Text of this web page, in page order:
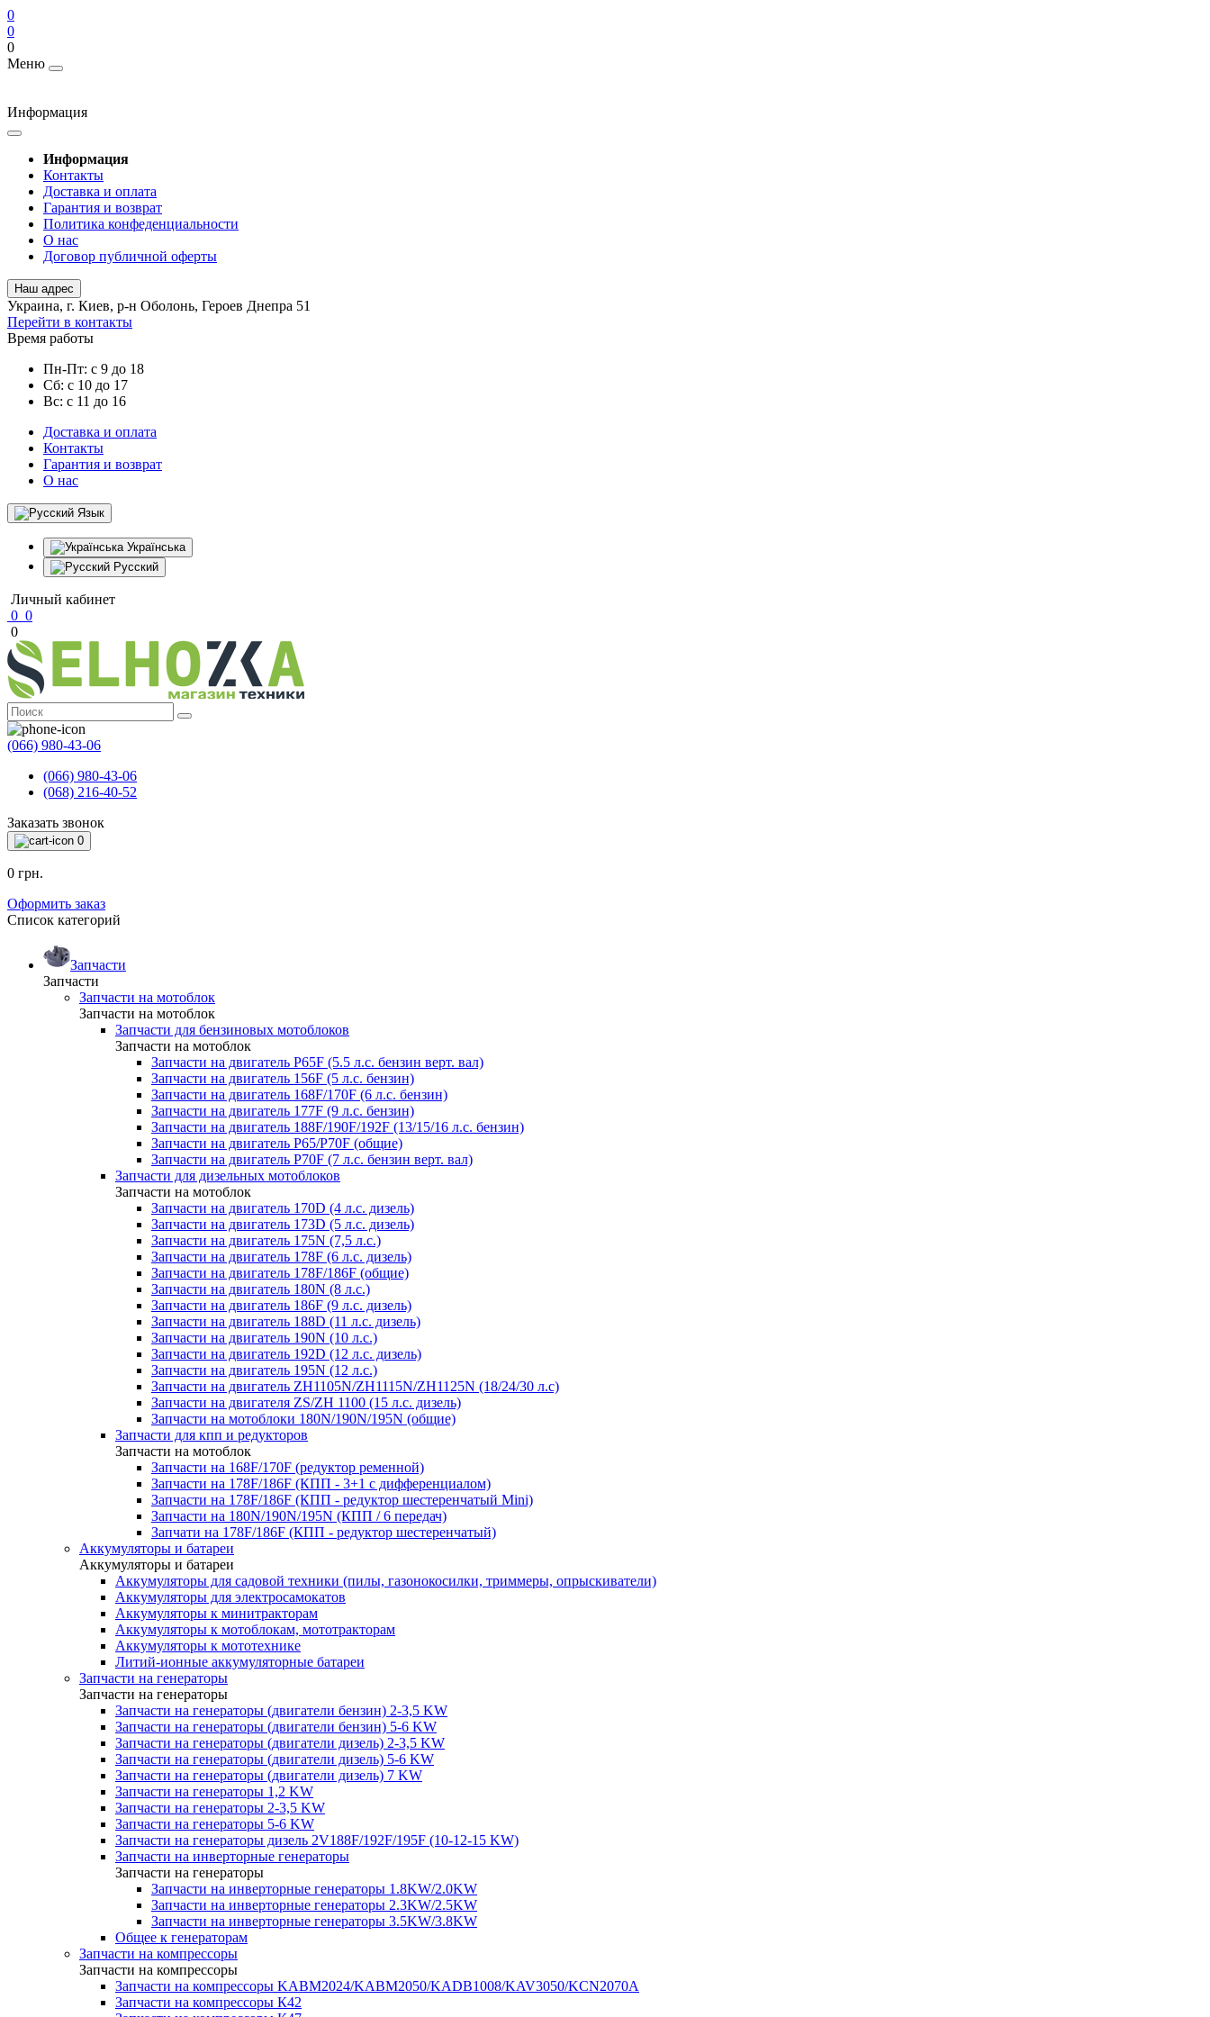
0
0
0
Меню
Информация
Информация
Контакты
Доставка и оплата
Гарантия и возврат
Политика конфеденциальности
О нас
Договор публичной оферты
Наш адрес
Украина, г. Киев, р-н Оболонь, Героев Днепра 51
Перейти в контакты
Время работы
Пн-Пт: с 9 до 18
Сб: с 10 до 17
Вс: с 11 до 16
Доставка и оплата
Контакты
Гарантия и возврат
О нас
Язык
Українська
Русский
Личный кабинет
0 0
0
(066) 980-43-06
(066) 980-43-06
(068) 216-40-52
Заказать звонок
0
0 грн.
Оформить заказ
Список категорий
Запчасти
Запчасти
Запчасти на мотоблок
Запчасти на мотоблок
Запчасти для бензиновых мотоблоков
Запчасти на мотоблок
Запчасти на двигатель P65F (5.5 л.с. бензин верт. вал)
Запчасти на двигатель 156F (5 л.с. бензин)
Запчасти на двигатель 168F/170F (6 л.с. бензин)
Запчасти на двигатель 177F (9 л.с. бензин)
Запчасти на двигатель 188F/190F/192F (13/15/16 л.с. бензин)
Запчасти на двигатель P65/P70F (общие)
Запчасти на двигатель P70F (7 л.с. бензин верт. вал)
Запчасти для дизельных мотоблоков
Запчасти на мотоблок
Запчасти на двигатель 170D (4 л.с. дизель)
Запчасти на двигатель 173D (5 л.с. дизель)
Запчасти на двигатель 175N (7,5 л.с.)
Запчасти на двигатель 178F (6 л.с. дизель)
Запчасти на двигатель 178F/186F (общие)
Запчасти на двигатель 180N (8 л.с.)
Запчасти на двигатель 186F (9 л.с. дизель)
Запчасти на двигатель 188D (11 л.с. дизель)
Запчасти на двигатель 190N (10 л.с.)
Запчасти на двигатель 192D (12 л.с. дизель)
Запчасти на двигатель 195N (12 л.с.)
Запчасти на двигатель ZH1105N/ZH1115N/ZH1125N (18/24/30 л.с)
Запчасти на двигателя ZS/ZH 1100 (15 л.с. дизель)
Запчасти на мотоблоки 180N/190N/195N (общие)
Запчасти для кпп и редукторов
Запчасти на мотоблок
Запчасти на 168F/170F (редуктор ременной)
Запчасти на 178F/186F (КПП - 3+1 с дифференциалом)
Запчасти на 178F/186F (КПП - редуктор шестеренчатый Mini)
Запчасти на 180N/190N/195N (КПП / 6 передач)
Запчати на 178F/186F (КПП - редуктор шестеренчатый)
Аккумуляторы и батареи
Аккумуляторы и батареи
Аккумуляторы для садовой техники (пилы, газонокосилки, триммеры, опрыскиватели)
Аккумуляторы для электросамокатов
Аккумуляторы к минитракторам
Аккумуляторы к мотоблокам, мототракторам
Аккумуляторы к мототехнике
Литий-ионные аккумуляторные батареи
Запчасти на генераторы
Запчасти на генераторы
Запчасти на генераторы (двигатели бензин) 2-3,5 KW
Запчасти на генераторы (двигатели бензин) 5-6 KW
Запчасти на генераторы (двигатели дизель) 2-3,5 KW
Запчасти на генераторы (двигатели дизель) 5-6 KW
Запчасти на генераторы (двигатели дизель) 7 KW
Запчасти на генераторы 1,2 KW
Запчасти на генераторы 2-3,5 KW
Запчасти на генераторы 5-6 KW
Запчасти на генераторы дизель 2V188F/192F/195F (10-12-15 KW)
Запчасти на инверторные генераторы
Запчасти на генераторы
Запчасти на инверторные генераторы 1.8KW/2.0KW
Запчасти на инверторные генераторы 2.3KW/2.5KW
Запчасти на инверторные генераторы 3.5KW/3.8KW
Общее к генераторам
Запчасти на компрессоры
Запчасти на компрессоры
Запчасти на компрессоры KABM2024/KABM2050/KADB1008/KAV3050/KCN2070A
Запчасти на компрессоры К42